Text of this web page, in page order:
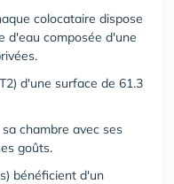
colocataire dispose
d'eau composée d'une
d'une surface de 61.3
chambre avec ses
goûts.
bénéficient d'un